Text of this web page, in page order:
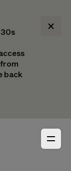
30s
back